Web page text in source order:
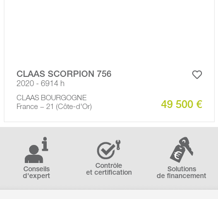
CLAAS SCORPION 756
2020 - 6914 h
CLAAS BOURGOGNE
France − 21 (Côte-d'Or)
49 500 €
Conseils
d'expert
Contrôle
et certification
Solutions
de financement